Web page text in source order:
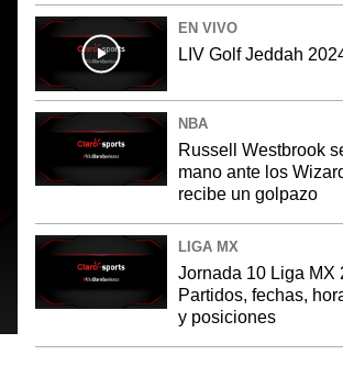
EN VIVO
LIV Golf Jeddah
NBA
Russell Westbrook
mano ante los
recibe un golpazo
LIGA MX
Jornada 10 Liga MX
Partidos, fechas,
y posiciones